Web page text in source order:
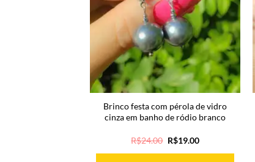
Brinco festa com pérola de vidro
cinza em banho de ródio branco
R$24.00 O
original
R$19.00O
atual